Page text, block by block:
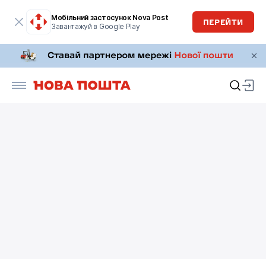
Мобільний застосунок Nova Post
Завантажуй в Google Play
ПЕРЕЙТИ